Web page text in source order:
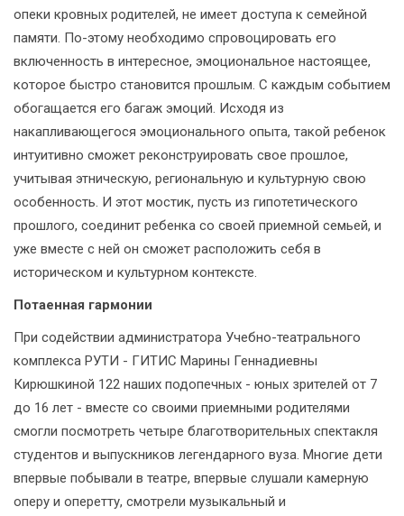
опеки кровных родителей, не имеет доступа к семейной
памяти. По-этому необходимо спровоцировать его
включенность в интересное, эмоциональное настоящее,
которое быстро становится прошлым. С каждым событием
обогащается его багаж эмоций. Исходя из
накапливающегося эмоционального опыта, такой ребенок
интуитивно сможет реконструировать свое прошлое,
учитывая этническую, региональную и культурную свою
особенность. И этот мостик, пусть из гипотетического
прошлого, соединит ребенка со своей приемной семьей, и
уже вместе с ней он сможет расположить себя в
историческом и культурном контексте.
Потаенная гармонии
При содействии администратора Учебно-театрального
комплекса РУТИ - ГИТИС Марины Геннадиевны
Кирюшкиной 122 наших подопечных - юных зрителей от 7
до 16 лет - вместе со своими приемными родителями
смогли посмотреть четыре благотворительных спектакля
студентов и выпускников легендарного вуза. Многие дети
впервые побывали в театре, впервые слушали камерную
оперу и оперетту, смотрели музыкальный и